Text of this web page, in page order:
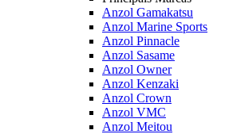
Anzol Gamakatsu
Anzol Marine Sports
Anzol Pinnacle
Anzol Sasame
Anzol Owner
Anzol Kenzaki
Anzol Crown
Anzol VMC
Anzol Meitou